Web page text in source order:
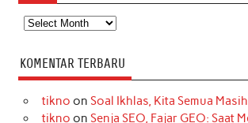
Arsip
KOMENTAR TERBARU
tikno on Soal Ikhlas, Kita Semua
tikno on Senja SEO, Fajar GEO: Saat